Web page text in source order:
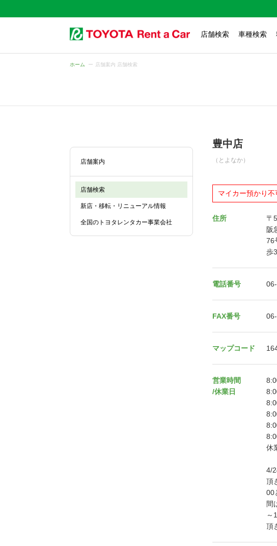
店舗検索 車種検索
ホーム 店舗案内 店舗検索
店舗案内
店舗検索
新店・移転・リニューアル情報
全国のトヨタレンタカー事業会社
豊中店
（とよなか）
マイカー預かり不
住所
〒
阪
76
歩
電話番号
FAX番号
マップコード
営業時間
/休業日
休
4/
頂
00
間
～
頂